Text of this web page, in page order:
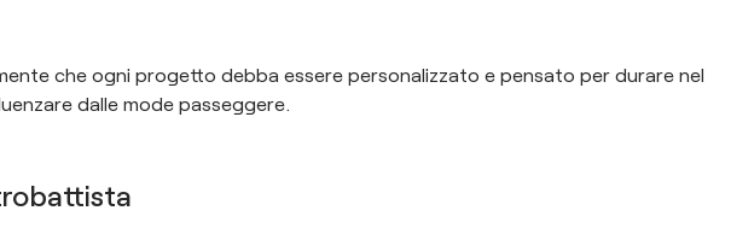
che ogni progetto debba essere personalizzato e pensato per durare nel
dalle mode passeggere.